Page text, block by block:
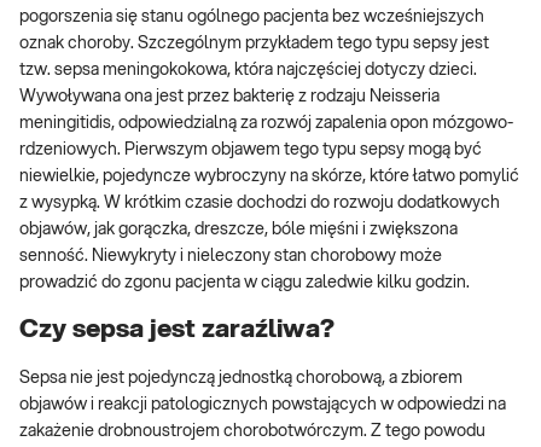
pogorszenia się stanu ogólnego pacjenta bez wcześniejszych
oznak choroby. Szczególnym przykładem tego typu sepsy jest
tzw. sepsa meningokokowa, która najczęściej dotyczy dzieci.
Wywoływana ona jest przez bakterię z rodzaju Neisseria
meningitidis, odpowiedzialną za rozwój zapalenia opon mózgowo-
rdzeniowych. Pierwszym objawem tego typu sepsy mogą być
niewielkie, pojedyncze wybroczyny na skórze, które łatwo pomylić
z wysypką. W krótkim czasie dochodzi do rozwoju dodatkowych
objawów, jak gorączka, dreszcze, bóle mięśni i zwiększona
senność. Niewykryty i nieleczony stan chorobowy może
prowadzić do zgonu pacjenta w ciągu zaledwie kilku godzin.
Czy sepsa jest zaraźliwa?
Sepsa nie jest pojedynczą jednostką chorobową, a zbiorem
objawów i reakcji patologicznych powstających w odpowiedzi na
zakażenie drobnoustrojem chorobotwórczym. Z tego powodu